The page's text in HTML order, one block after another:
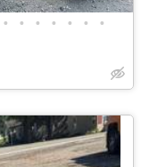
• • • • • • •